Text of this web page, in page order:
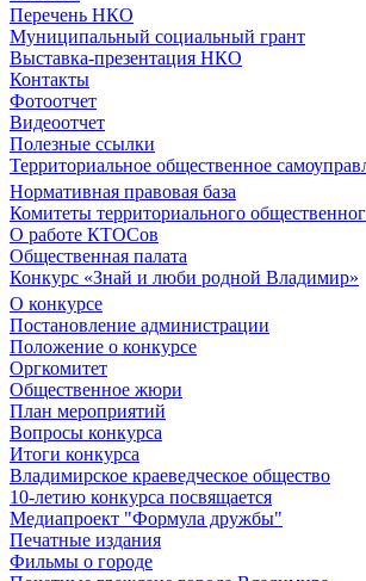
Перечень НКО
Муниципальный социальный грант
Выставка-презентация НКО
Контакты
Фотоотчет
Видеоотчет
Полезные ссылки
Территориальное общественное
Нормативная правовая база
Комитеты территориального
О работе КТОСов
Общественная палата
Конкурс «Знай и люби родной Владимир»
О конкурсе
Постановление администрации
Положение о конкурсе
Оргкомитет
Общественное жюри
План мероприятий
Вопросы конкурса
Итоги конкурса
Владимирское краеведческое общество
10-летию конкурса посвящается
Медиапроект "Формула дружбы"
Печатные издания
Фильмы о городе